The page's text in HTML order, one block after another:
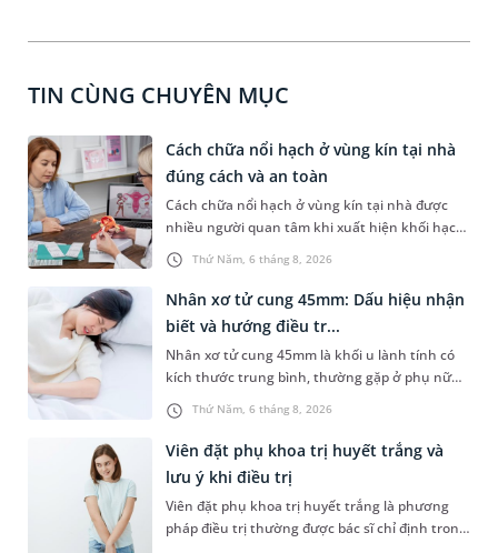
TIN CÙNG CHUYÊN MỤC
Thứ Năm, 6 tháng 8, 2026
Cách chữa nổi hạch ở vùng kín tại nhà
đúng cách và an toàn
Cách chữa nổi hạch ở vùng kín tại nhà được
nhiều người quan tâm khi xuất hiện khối hạch
nhỏ ở vùng bẹn hoặc cơ quan sinh dục. Nếu
hạch mới xuất hiện, kích thước nhỏ và chưa
kèm dấu hiệu bất thường, áp dụng biện pháp
chăm sóc phù hợp có thể góp phần làm giảm
cảm giác khó chịu. Tuy nhiên, không phải
trường hợp nào cũng có thể tự điều trị. Việc
nhận biết khi nào cần theo dõi tại nhà và khi
nào nên đi khám sẽ giúp xử trí đúng cách,
Thứ Năm, 6 tháng 8, 2026
Nhân xơ tử cung 45mm: Dấu hiệu nhận
biết và hướng điều tr...
Nhân xơ tử cung 45mm là khối u lành tính có
kích thước trung bình, thường gặp ở phụ nữ
trong độ tuổi sinh sản. Mặc dù không phải
trường hợp nào cũng xuất hiện triệu chứng,
nhưng nếu khối u phát triển hoặc nằm ở vị trí
bất lợi, người bệnh có thể gặp nhiều ảnh
hưởng đến sinh hoạt, sức khỏe sinh sản và
chất lượng cuộc sống.
Viên đặt phụ khoa trị huyết trắng và
lưu ý khi điều trị
Viên đặt phụ khoa trị huyết trắng là phương
pháp điều trị thường được bác sĩ chỉ định trong